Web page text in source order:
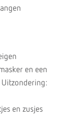
en een
en zusjes